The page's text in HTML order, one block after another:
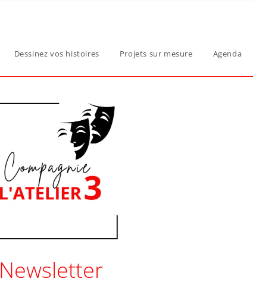
Dessinez vos histoires Projets sur mesure Agenda
Newsletter